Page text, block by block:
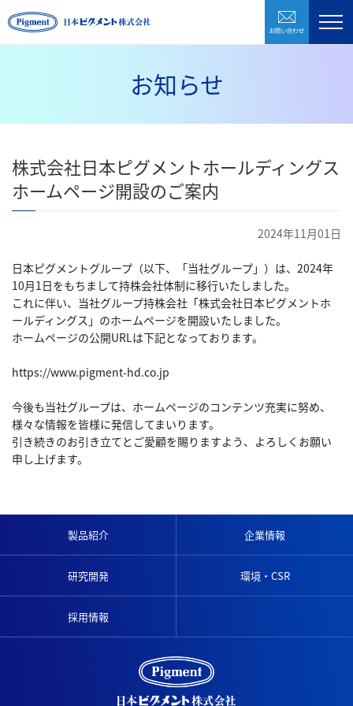
製品紹介
採用情報
株式会社日本ピグメントホールディングス
CLOSE
お知らせ
株式会社日本ピグメントホールディングス
ホームページ開設のご案内
2024年11月01日
日本ピグメントグループ（以下、「当社グループ」）は、2024年
10月1日をもちまして持株会社体制に移行いたしました。
これに伴い、当社グループ持株会社「株式会社日本ピグメントホ
ールディングス」のホームページを開設いたしました。
ホームページの公開URLは下記となっております。
https://www.pigment-hd.co.jp
今後も当社グループは、ホームページのコンテンツ充実に努め、
様々な情報を皆様に発信してまいります。
引き続きのお引き立てとご愛顧を賜りますよう、よろしくお願い
申し上げます。
製品紹介 企業情報
研究開発 環境・CSR
採用情報